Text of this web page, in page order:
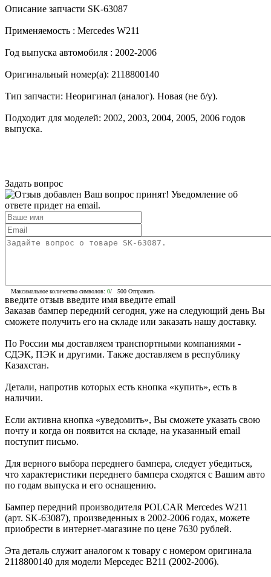
Описание запчасти SK-63087
Применяемость : Mercedes W211
Год выпуска автомобиля : 2002-2006
Оригинальный номер(а): 2118800140
Тип запчасти: Неоригинал (аналог). Новая (не б/у).
Подходит для моделей: 2002, 2003, 2004, 2005, 2006 годов
выпуска.
Задать вопрос
Ваш вопрос принят! Уведомление об
ответе придет на email.
Максимальное количество символов: 0/ 500 Отправить
введите отзыв введите имя введите email
Заказав бампер передний сегодня, уже на следующий день Вы
сможете получить его на складе или заказать нашу доставку.
По России мы доставляем транспортными компаниями -
СДЭК, ПЭК и другими. Также доставляем в республику
Казахстан.
Детали, напротив которых есть кнопка «купить», есть в
наличии.
Если активна кнопка «уведомить», Вы сможете указать свою
почту и когда он появится на складе, на указанный email
поступит письмо.
Для верного выбора переднего бампера, следует убедиться,
что характеристики переднего бампера сходятся с Вашим авто
по годам выпуска и его оснащению.
Бампер передний производителя POLCAR Mercedes W211
(арт. SK-63087), произведенных в 2002-2006 годах, можете
приобрести в интернет-магазине по цене 7630 рублей.
Эта деталь служит аналогом к товару с номером оригинала
2118800140 для модели Мерседес В211 (2002-2006).